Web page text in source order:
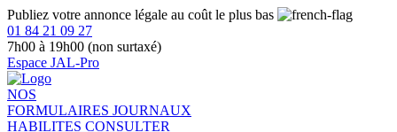
Publiez votre annonce légale au coût le plus bas
01 84 21 09 27
7h00 à 19h00 (non surtaxé)
Espace JAL-Pro
NOS
FORMULAIRES JOURNAUX
HABILITES CONSULTER